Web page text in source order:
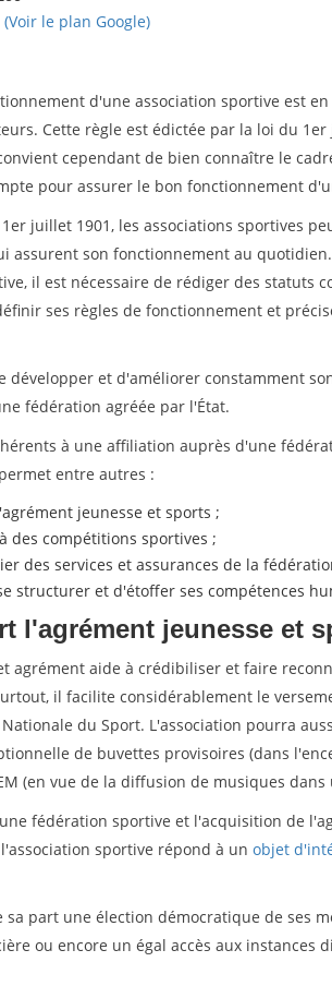
(Voir le plan Google)
d'une association sportive est
Cette règle est édictée par la loi du
cependant de bien connaître le
pour assurer le bon fonctionnement
juillet 1901, les associations sportives
assurent son fonctionnement au
il est nécessaire de rédiger des statuts
ses règles de fonctionnement et
développer et d'améliorer constamment
fédération agréée par l'État.
à une affiliation auprès d'une
entre autres :
jeunesse et sports ;
des compétitions sportives ;
des services et assurances de la
structurer et d'étoffer ses compétences
l'agrément jeunesse et
agrément aide à crédibiliser et faire
il facilite considérablement le
du Sport. L'association pourra
de buvettes provisoires (dans
(en vue de la diffusion de musiques
fédération sportive et l'acquisition de
sportive répond à un objet
sa part une élection démocratique de ses
ou encore un égal accès aux instances